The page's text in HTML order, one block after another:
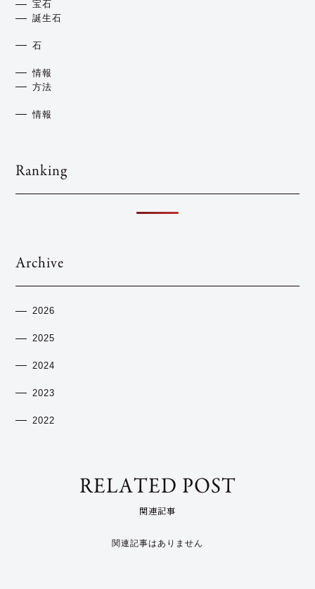
宝石
誕生石
石
情報
方法
情報
Ranking
Archive
2026
2025
2024
2023
2022
RELATED POST
関連記事
関連記事はありません